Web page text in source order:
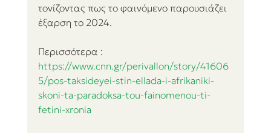
τονίζοντας πως το φαινόμενο παρουσιάζει
έξαρση το 2024.
Περισσότερα :
https://www.cnn.gr/perivallon/story/41606
5/pos-taksideyei-stin-ellada-i-afrikaniki-
skoni-ta-paradoksa-tou-fainomenou-ti-
fetini-xronia